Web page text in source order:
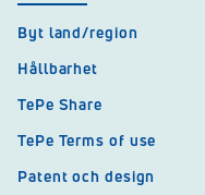
Byt land/region
Hållbarhet
TePe Share
TePe Terms of use
Patent och design